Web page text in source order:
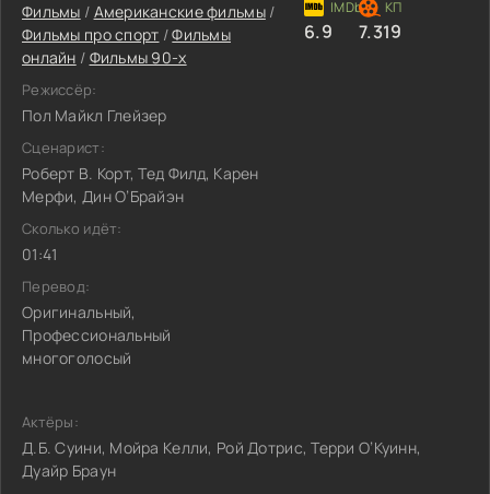
Фильмы / Американские фильмы/
Фильмы про спорт /Фильмы
онлайн / Фильмы 90-х
Режиссёр:
Пол Майкл Глейзер
Сценарист:
Роберт В. Корт, Тед Филд, Карен
Мерфи, Дин О’Брайэн
Сколько идёт:
01:41
Перевод:
Оригинальный,
Профессиональный
многоголосый
6.9 7.319
Актёры:
Д.Б. Суини, Мойра Келли, Рой Дотрис, Терри О’Куинн,
Дуайр Браун